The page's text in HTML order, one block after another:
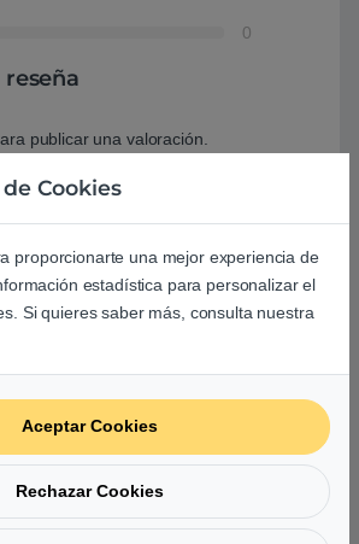
0
publicar una valoración.
ya sean positivas o negativas, y solo
que no estén relacionadas
el producto o servicio ofrecido o bien no
Cookies
proporcionarte una mejor experiencia de
estadística para personalizar el
Si quieres saber más, consulta nuestra
Aceptar Cookies
Rechazar Cookies